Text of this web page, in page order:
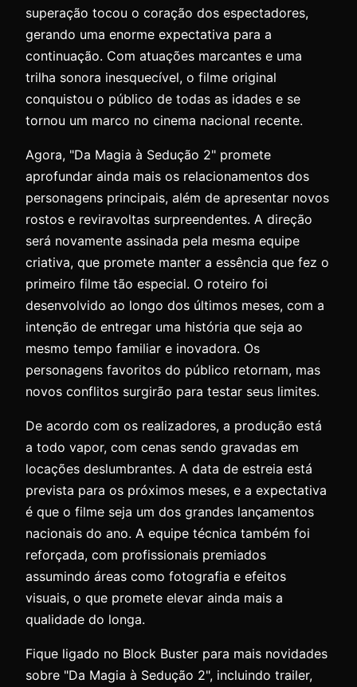
superação tocou o coração dos espectadores,
gerando uma enorme expectativa para a
continuação. Com atuações marcantes e uma
trilha sonora inesquecível, o filme original
conquistou o público de todas as idades e se
tornou um marco no cinema nacional recente.
Agora, "Da Magia à Sedução 2" promete
aprofundar ainda mais os relacionamentos dos
personagens principais, além de apresentar novos
rostos e reviravoltas surpreendentes. A direção
será novamente assinada pela mesma equipe
criativa, que promete manter a essência que fez o
primeiro filme tão especial. O roteiro foi
desenvolvido ao longo dos últimos meses, com a
intenção de entregar uma história que seja ao
mesmo tempo familiar e inovadora. Os
personagens favoritos do público retornam, mas
novos conflitos surgirão para testar seus limites.
De acordo com os realizadores, a produção está
a todo vapor, com cenas sendo gravadas em
locações deslumbrantes. A data de estreia está
prevista para os próximos meses, e a expectativa
é que o filme seja um dos grandes lançamentos
nacionais do ano. A equipe técnica também foi
reforçada, com profissionais premiados
assumindo áreas como fotografia e efeitos
visuais, o que promete elevar ainda mais a
qualidade do longa.
Fique ligado no Block Buster para mais novidades
sobre "Da Magia à Sedução 2", incluindo trailer,